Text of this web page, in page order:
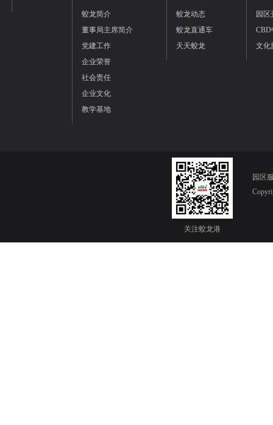
蛟龙简介
董事局主席简介
党建工作
企业荣誉
社会责任
企业文化
教学基地
蛟龙动态
蛟龙直通车
天天蛟龙
园区
CBD
文化
关注蛟龙港
园区